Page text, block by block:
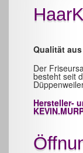
Qualität
Der
besteht seit
Hersteller-